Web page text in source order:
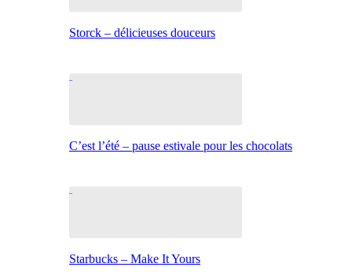
Storck – délicieuses douceurs
C’est l’été – pause estivale pour les chocolats
Starbucks – Make It Yours